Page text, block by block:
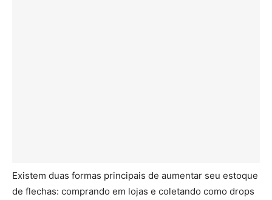
Existem duas formas principais de aumentar seu estoque
de flechas: comprando em lojas e coletando como drops